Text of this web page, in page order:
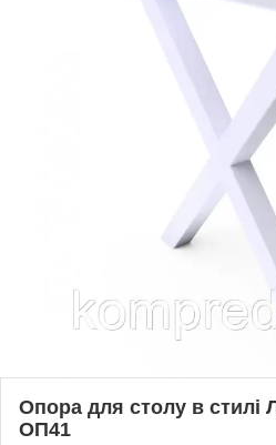
Опора для столу в стилі
ОП41